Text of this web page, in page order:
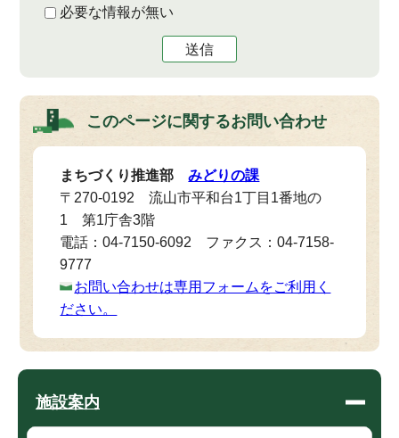
必要な情報が無い
送信
このページに関するお問い合わせ
まちづくり推進部みどりの課
〒270-0192 流山市平和台1丁目1番地の
1 第1庁舎3階
電話：04-7150-6092 ファクス：04-7158-
9777
お問い合わせは専用フォームをご利用く
ださい。
施設案内